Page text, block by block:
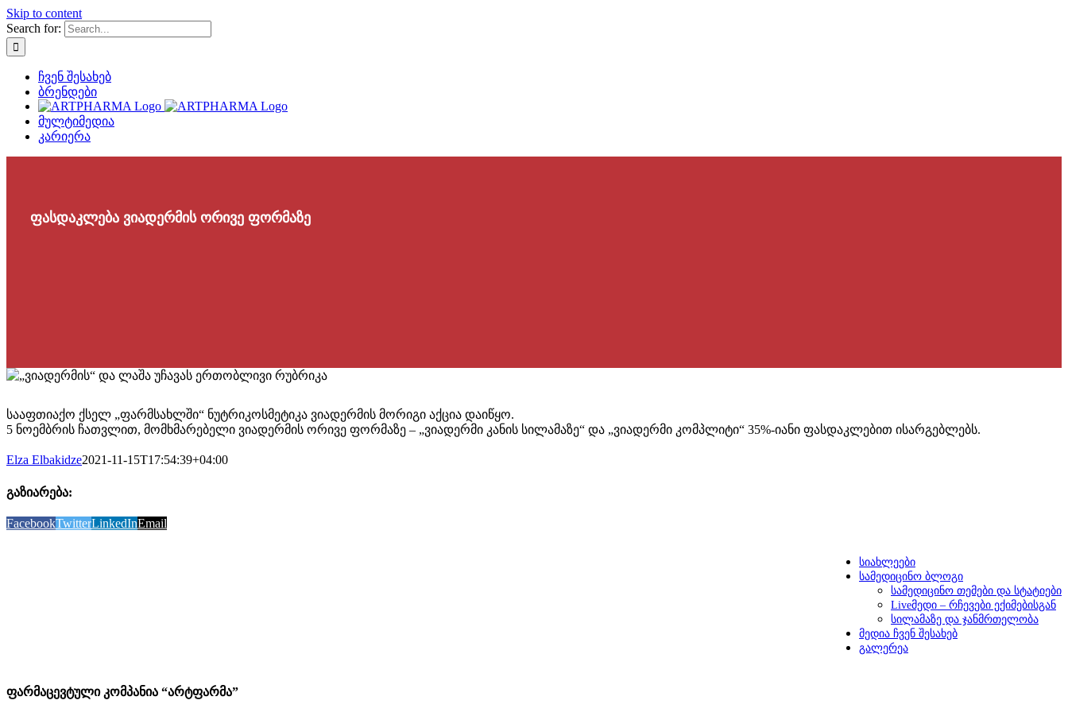
Skip to content
Search for:
ჩვენ შესახებ
ბრენდები
მულტიმედია
კარიერა
ფასდაკლება ვიადერმის ორივე ფორმაზე
სააფთიაქო ქსელ „ფარმსახლში“ ნუტრიკოსმეტიკა ვიადერმის მორიგი აქცია დაიწყო.
5 ნოემბრის ჩათვლით, მომხმარებელი ვიადერმის ორივე ფორმაზე – „ვიადერმი კანის სილამაზე“ და „ვიადერმი კომპლიტი“ 35%-იანი ფასდაკლებით ისარგებლებს.
Elza Elbakidze2021-11-15T17:54:39+04:00
გაზიარება:
FacebookTwitterLinkedInEmail
სიახლეები
სამედიცინო ბლოგი
სამედიცინო თემები და სტატიები
Liveმედი – რჩევები ექიმებისგან
სილამაზე და ჯანმრთელობა
მედია ჩვენ შესახებ
გალერეა
ფარმაცევტული კომპანია “არტფარმა”